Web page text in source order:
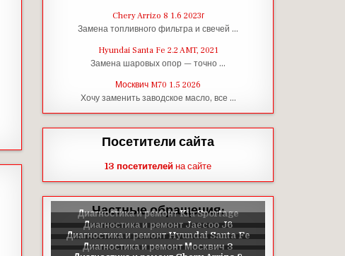
Chery Arrizo 8 1.6 2023г
Замена топливного фильтра и свечей …
Hyundai Santa Fe 2.2 AMT, 2021
Замена шаровых опор — точно …
Москвич M70 1.5 2026
Хочу заменить заводское масло, все …
Посетители сайта
13 посетителей на сайте
Частные обращения: